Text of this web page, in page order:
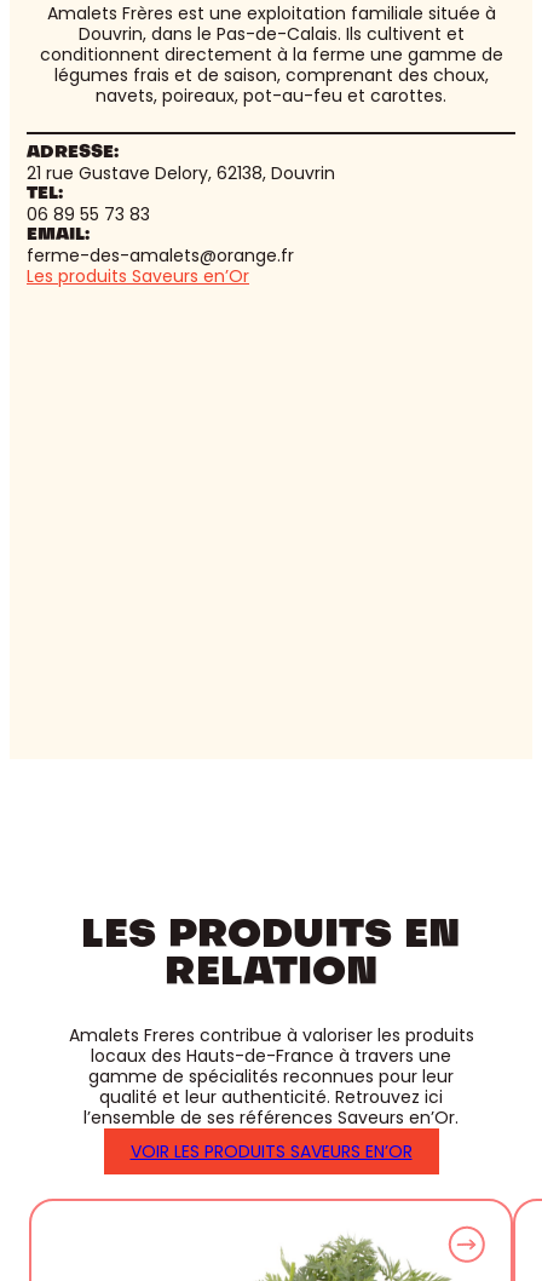
Amalets Frères est une exploitation familiale située à
Douvrin, dans le Pas-de-Calais. Ils cultivent et
conditionnent directement à la ferme une gamme de
légumes frais et de saison, comprenant des choux,
navets, poireaux, pot-au-feu et carottes.
ADRESSE:
21 rue Gustave Delory, 62138, Douvrin
TEL:
06 89 55 73 83
EMAIL:
ferme-des-amalets@orange.fr
Les produits Saveurs en’Or
LES PRODUITS EN
RELATION
Amalets Freres contribue à valoriser les produits
locaux des Hauts-de-France à travers une
gamme de spécialités reconnues pour leur
qualité et leur authenticité. Retrouvez ici
l’ensemble de ses références Saveurs en’Or.
VOIR LES PRODUITS SAVEURS EN’OR